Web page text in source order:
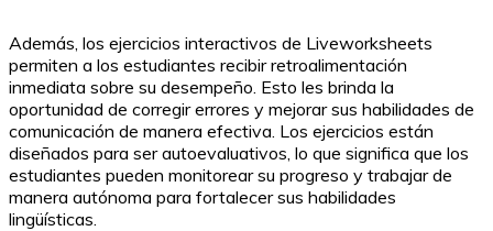
Además, los ejercicios interactivos de Liveworksheets
permiten a los estudiantes recibir retroalimentación
inmediata sobre su desempeño. Esto les brinda la
oportunidad de corregir errores y mejorar sus habilidades de
comunicación de manera efectiva. Los ejercicios están
diseñados para ser autoevaluativos, lo que significa que los
estudiantes pueden monitorear su progreso y trabajar de
manera autónoma para fortalecer sus habilidades
lingüísticas.